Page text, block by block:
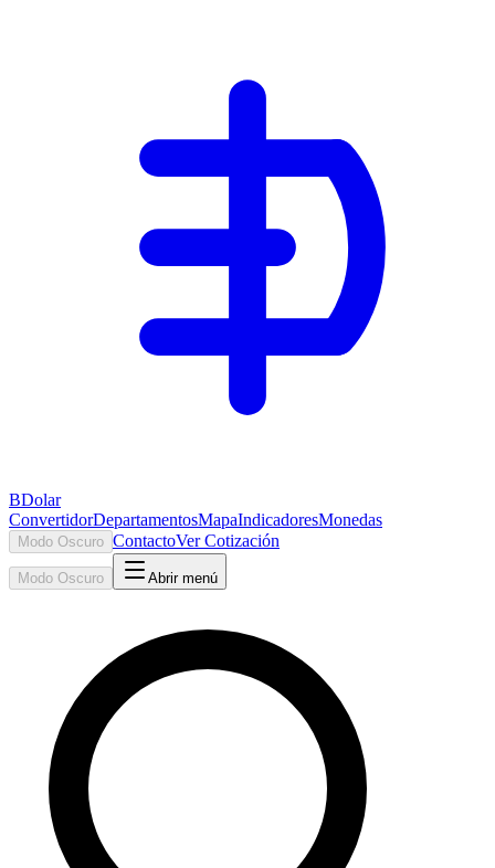
BDolar
ConvertidorDepartamentosMapaIndicadoresMonedas
Modo Oscuro ContactoVer Cotización
Modo Oscuro Abrir menú